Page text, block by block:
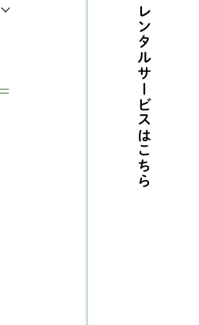
レンタルサービスは
こちら